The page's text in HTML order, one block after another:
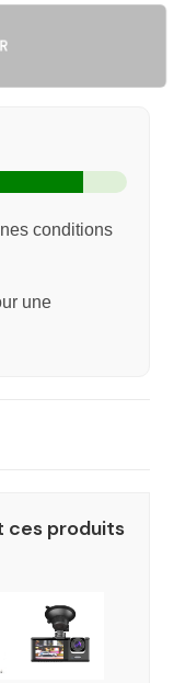
conditions
une
ces produits